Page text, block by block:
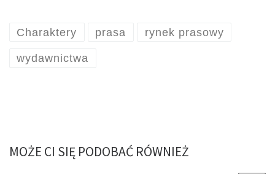
Charaktery prasa rynek prasowy
wydawnictwa
MOŻE CI SIĘ PODOBAĆ RÓWNIEŻ